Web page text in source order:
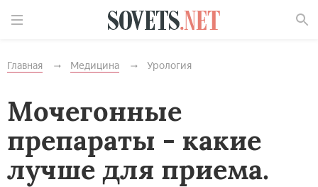
Главная Медицина Урология
Мочегонные
препараты - какие
лучше для приема.